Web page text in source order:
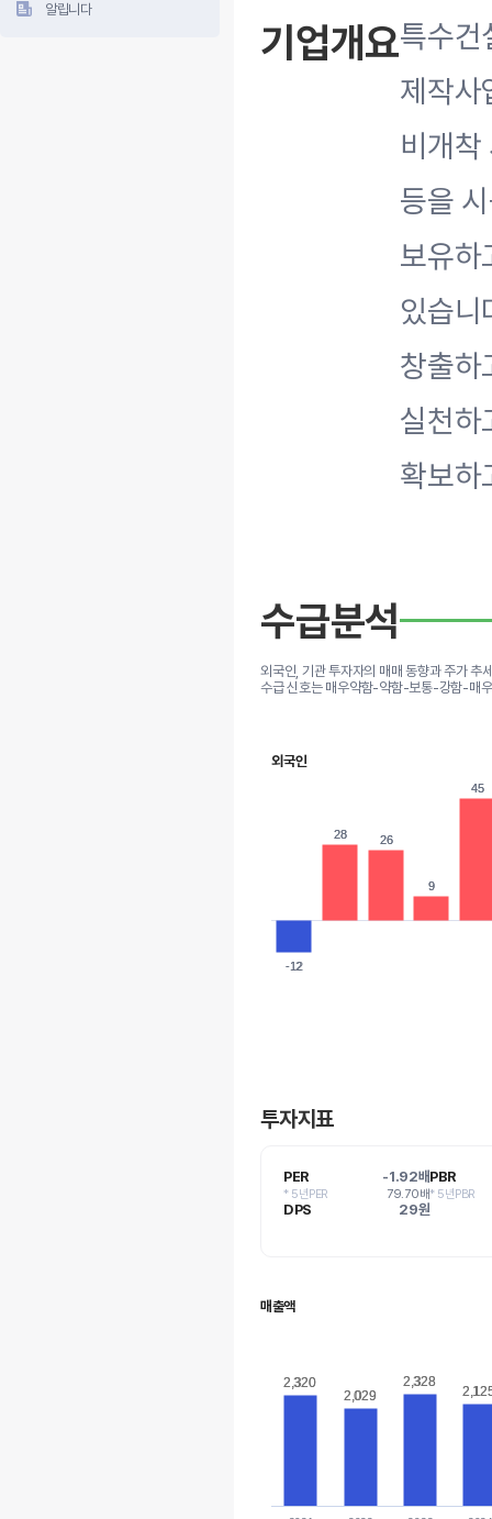
알립니다
기업개요특수건
제작사
비개착
등을
보유하
있습니
창출하
실천하
확보하
수급분석
외국인, 기관 투자자의 매매 동향과 주가 추
수급 신호는 매우약함-약함-보통-강함-매
외국인
-12
-12
28
28 26
26
9
9
45
45
투자지표
PER -1.92배
* 5년PER 79.70배
PBR
* 5년PBR
DPS 29원
매출액
2,320
2,320
2,029
2,029
2,328
2,328